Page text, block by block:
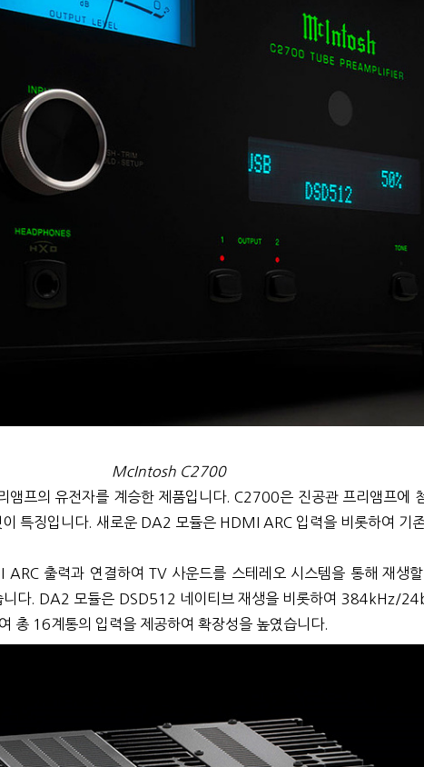
McIntosh C2700
프의 유전자를 계승한 제품입니다. C2700은 진공관 프리앰프에
특징입니다. 새로운 DA2 모듈은 HDMI ARC 입력을 비롯하여 기
출력과 연결하여 TV 사운드를 스테레오 시스템을 통해 재생
니다. DA2 모듈은 DSD512 네이티브 재생을 비롯하여 384kHz/
총 16계통의 입력을 제공하여 확장성을 높였습니다.